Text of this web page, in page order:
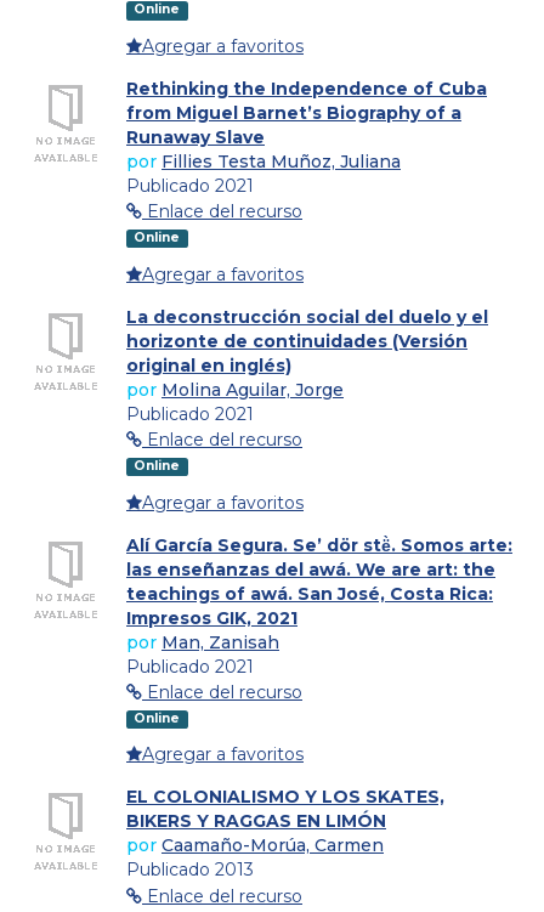
Online
Agregar a favoritos
Rethinking the Independence of Cuba
from Miguel Barnet’s Biography of a
Runaway Slave
por Fillies Testa Muñoz, Juliana
Publicado 2021
Enlace del recurso
Online
Agregar a favoritos
La deconstrucción social del duelo y el
horizonte de continuidades (Versión
original en inglés)
por Molina Aguilar, Jorge
Publicado 2021
Enlace del recurso
Online
Agregar a favoritos
Alí García Segura. Se’ dör stë̀. Somos arte:
las enseñanzas del awá. We are art: the
teachings of awá. San José, Costa Rica:
Impresos GIK, 2021
por Man, Zanisah
Publicado 2021
Enlace del recurso
Online
Agregar a favoritos
EL COLONIALISMO Y LOS SKATES,
BIKERS Y RAGGAS EN LIMÓN
por Caamaño-Morúa, Carmen
Publicado 2013
Enlace del recurso